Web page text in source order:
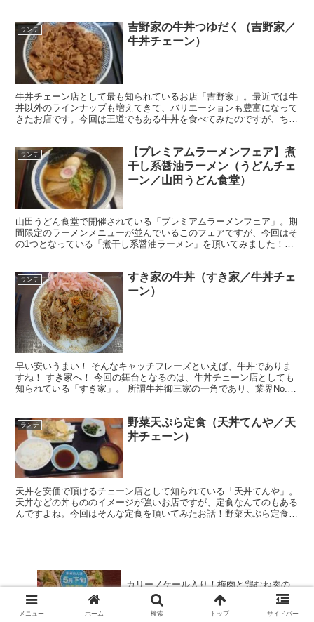
ランチ
吉野家の牛丼つゆだく（吉野家／
牛丼チェーン）
牛丼チェーン店として最も知られているお店「吉野家」。最近では牛
丼以外のラインナップも増えてきて、バリエーションも豊富になって
きたお店です。今回は王道でもある牛丼を食べてみたのですが、ちょ
ランチ
【プレミアムラーメンフェア】煮
干し系醤油ラーメン（うどんチェ
ーン／山田うどん食堂）
山田うどん食堂で開催されている「プレミアムラーメンフェア」。期
間限定のラーメンメニューが並んでいるこのフェアですが、今回はそ
の1つとなっている「煮干し系醤油ラーメン」を頂いてみました！煮
ランチ
すき家の牛丼（すき家／牛丼チェ
ーン）
早い安いうまい！ そんなキャッチフレーズといえば、牛丼でありま
すね！ すき家へ！ 今回の舞台となるのは、牛丼チェーン店としても
知られている「すき家」。 所謂牛丼御三家の一角であり、業界No.1
ランチ
野菜天ぷら定食（天丼てんや／天
丼チェーン）
天丼を安価で頂けるチェーン店として知られている「天丼てんや」。
天丼などの丼もののイメージが強いお店ですが、定食なんてのもある
んですよね。今回はそんな定食を頂いてみたお話！野菜天ぷら定食を
カリーノケール入り！梅肉と鶏むね肉の
冷やしまぜめん5月下旬登場！（リンガー
ハット）
メニュー ホーム 検索 トップ サイドバー